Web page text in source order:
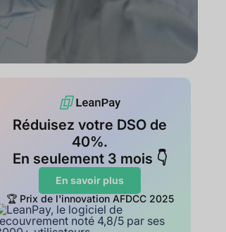
Réduisez votre DSO de
40%.
En seulement 3 mois 👇
En savoir plus
🏆 Prix de l'innovation AFDCC 2025